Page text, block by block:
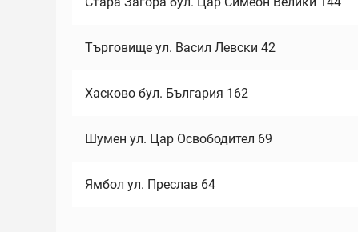
Търговище ул. Васил Левски 42
Хасково бул. България 162
Шумен ул. Цар Освободител 69
Ямбол ул. Преслав 64